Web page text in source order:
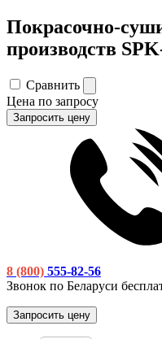
Покрасочно-
производств
Сравнить
Цена по запросу
Запросить цену
8 (800) 555-82-56
Звонок по Беларуси
Запросить цену